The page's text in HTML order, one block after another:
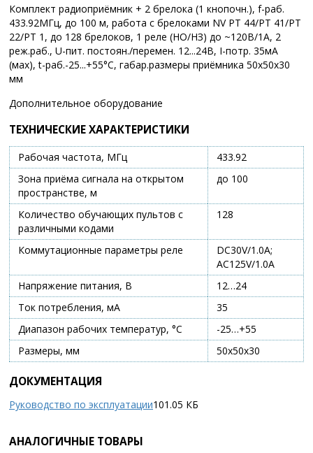
Комплект радиоприёмник + 2 брелока (1 кнопочн.), f-раб.
433.92МГц, до 100 м, работа с брелоками NV PT 44/PT 41/PT
22/PT 1, до 128 брелоков, 1 реле (НО/НЗ) до ~120В/1А, 2
реж.раб., U-пит. постоян./перемен. 12...24В, I-потр. 35мА
(мах), t-раб.-25...+55°C, габар.размеры приёмника 50х50х30
мм
Дополнительное оборудование
ТЕХНИЧЕСКИЕ ХАРАКТЕРИСТИКИ
Рабочая частота, МГц
433.92
Зона приёма сигнала на открытом
пространстве, м
до 100
Количество обучающих пультов с
различными кодами
128
Коммутационные параметры реле
DC30V/1.0A;
AC125V/1.0A
Напряжение питания, В
12…24
Ток потребления, мА
35
Диапазон рабочих температур, °С
-25…+55
Размеры, мм
50х50х30
ДОКУМЕНТАЦИЯ
Руководство по эксплуатации101.05 КБ
АНАЛОГИЧНЫЕ ТОВАРЫ